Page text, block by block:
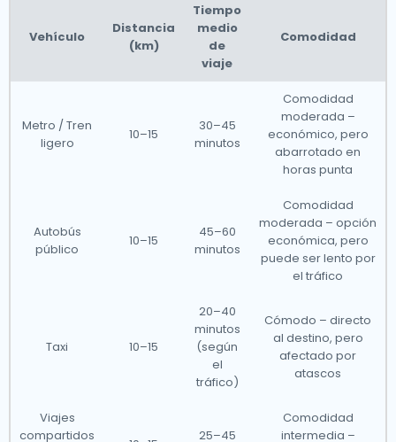
Vehículo
Distancia
(km)
Tiempo
medio
de
viaje
Comodidad
Metro / Tren
ligero
10–15
30–45
minutos
Comodidad
moderada –
económico, pero
abarrotado en
horas punta
Autobús
público
10–15
45–60
minutos
Comodidad
moderada – opción
económica, pero
puede ser lento por
el tráfico
Taxi 10–15
20–40
minutos
(según
el
tráfico)
Cómodo – directo
al destino, pero
afectado por
atascos
Viajes
compartidos
25–45
Comodidad
intermedia –